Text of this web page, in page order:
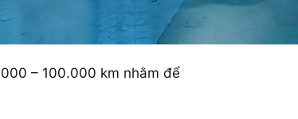
– 100.000 km nhằm để